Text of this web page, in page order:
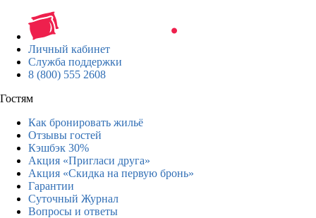
Личный кабинет
Служба поддержки
8 (800) 555 2608
Гостям
Как бронировать жильё
Отзывы гостей
Кэшбэк 30%
Акция «Пригласи друга»
Акция «Скидка на первую бронь»
Гарантии
Суточный Журнал
Вопросы и ответы